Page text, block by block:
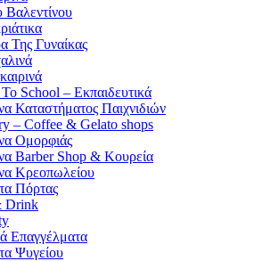
Βαλεντίνου
Της Γυναίκας
School – Εκπαιδευτικά
Καταστήματος Παιχνιδιών
– Coffee & Gelato shops
Ομορφιάς
Barber Shop & Κουρεία
Κρεοπωλείου
Πόρτας
Drink
Επαγγέλματα
Ψυγείου